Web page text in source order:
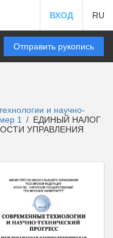
ВХОД RU
Отправить рукопись
и научно-
1 / ЕДИНЫЙ НАЛОГ
УПРАВЛЕНИЯ